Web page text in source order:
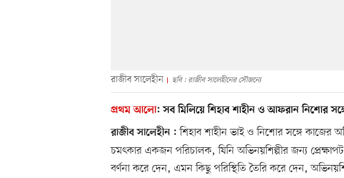
রাজীব সালেহীন ছবি : রাজীব সালেহীনের সৌজন্যে
প্রথম আলো:সব মিলিয়ে শিহাব শাহীন ও আফরান নিশোর
রাজীব সালেহীন :শিহাব শাহীন ভাই ও নিশোর সঙ্গে কাজের
চমৎকার একজন পরিচালক, যিনি অভিনয়শিল্পীর জন্য
বর্ণনা করে দেন, এমন কিছু পরিস্থিতি তৈরি করে দেন,